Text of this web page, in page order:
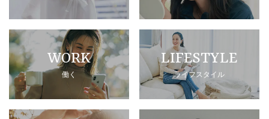
WORK
働く
LIFESTYLE
ライフスタイル